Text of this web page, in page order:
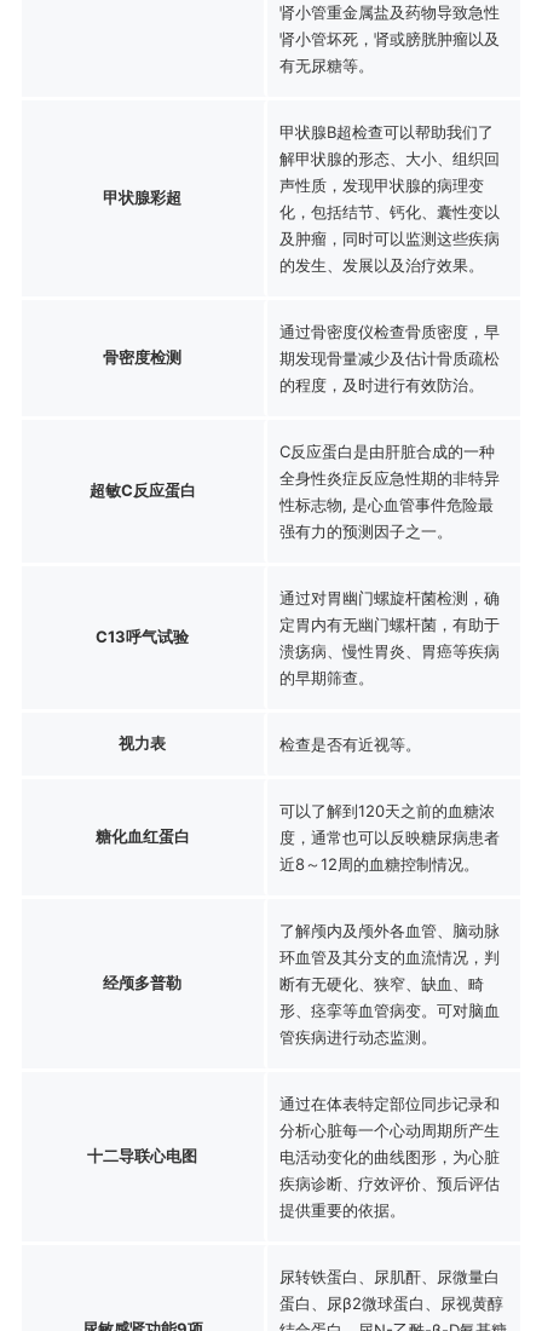
肾小管重金属盐及药物导致急性
肾小管坏死，肾或膀胱肿瘤以及
有无尿糖等。
甲状腺彩超
甲状腺B超检查可以帮助我们了
解甲状腺的形态、大小、组织回
声性质，发现甲状腺的病理变
化，包括结节、钙化、囊性变以
及肿瘤，同时可以监测这些疾病
的发生、发展以及治疗效果。
骨密度检测
通过骨密度仪检查骨质密度，早
期发现骨量减少及估计骨质疏松
的程度，及时进行有效防治。
超敏C反应蛋白
C反应蛋白是由肝脏合成的一种
全身性炎症反应急性期的非特异
性标志物, 是心血管事件危险最
强有力的预测因子之一。
C13呼气试验
通过对胃幽门螺旋杆菌检测，确
定胃内有无幽门螺杆菌，有助于
溃疡病、慢性胃炎、胃癌等疾病
的早期筛查。
视力表 检查是否有近视等。
糖化血红蛋白
可以了解到120天之前的血糖浓
度，通常也可以反映糖尿病患者
近8～12周的血糖控制情况。
经颅多普勒
了解颅内及颅外各血管、脑动脉
环血管及其分支的血流情况，判
断有无硬化、狭窄、缺血、畸
形、痉挛等血管病变。可对脑血
管疾病进行动态监测。
十二导联心电图
通过在体表特定部位同步记录和
分析心脏每一个心动周期所产生
电活动变化的曲线图形，为心脏
疾病诊断、疗效评价、预后评估
提供重要的依据。
尿转铁蛋白、尿肌酐、尿微量白
蛋白、尿β2微球蛋白、尿视黄醇